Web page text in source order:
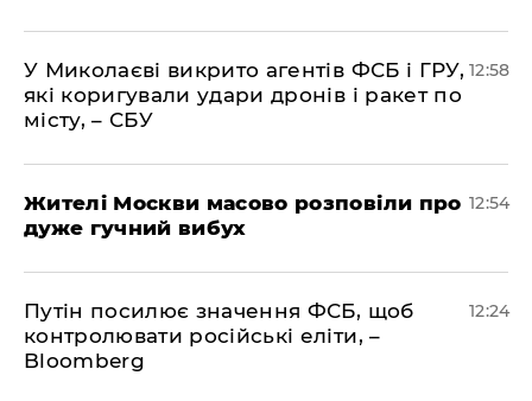
У Миколаєві викрито агентів ФСБ і ГРУ,
які коригували удари дронів і ракет по
місту, – СБУ
12:58
Жителі Москви масово розповіли про
дуже гучний вибух
12:54
Путін посилює значення ФСБ, щоб
контролювати російські еліти, –
Bloomberg
12:24